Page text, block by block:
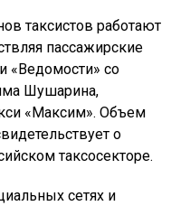
таксистов работают
пассажирские
«Ведомости» со
Шушарина,
«Максим». Объем
о
таксосекторе.
сетях и